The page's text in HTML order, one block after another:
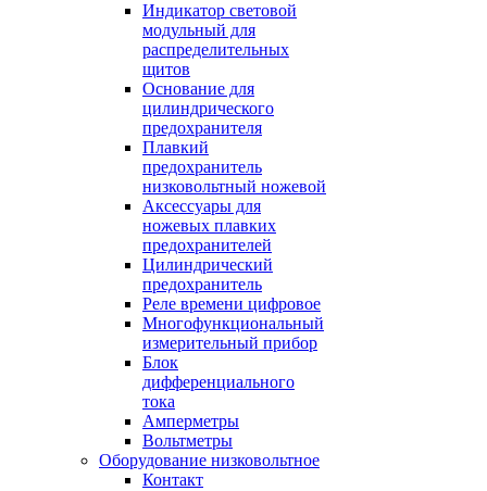
Индикатор световой
модульный для
распределительных
щитов
Основание для
цилиндрического
предохранителя
Плавкий
предохранитель
низковольтный ножевой
Аксессуары для
ножевых плавких
предохранителей
Цилиндрический
предохранитель
Реле времени цифровое
Многофункциональный
измерительный прибор
Блок
дифференциального
тока
Амперметры
Вольтметры
Оборудование низковольтное
Контакт